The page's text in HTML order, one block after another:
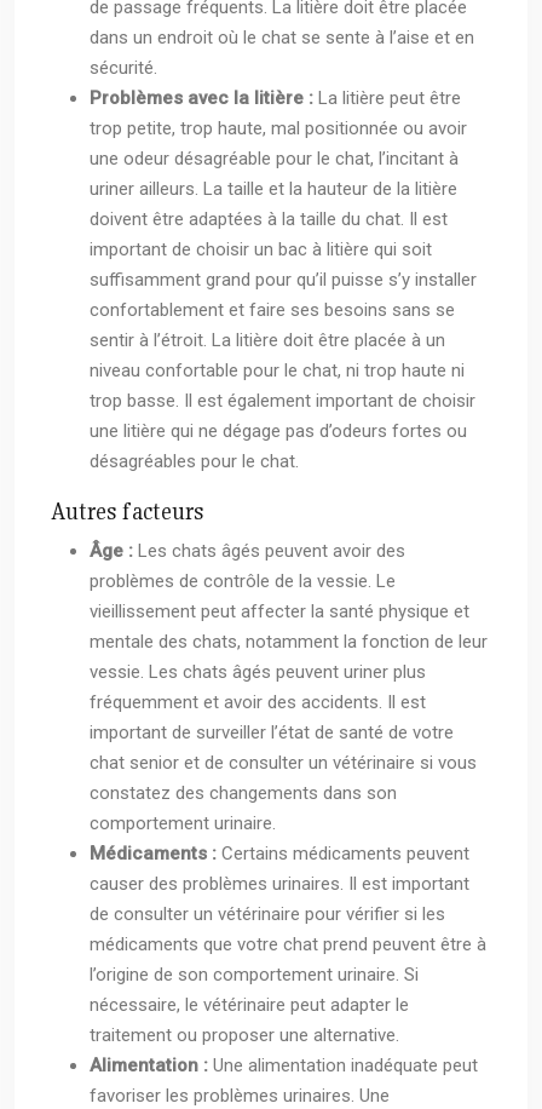
de passage fréquents. La litière doit être placée
dans un endroit où le chat se sente à l’aise et en
sécurité.
Problèmes avec la litière : La litière peut être
trop petite, trop haute, mal positionnée ou avoir
une odeur désagréable pour le chat, l’incitant à
uriner ailleurs. La taille et la hauteur de la litière
doivent être adaptées à la taille du chat. Il est
important de choisir un bac à litière qui soit
suffisamment grand pour qu’il puisse s’y installer
confortablement et faire ses besoins sans se
sentir à l’étroit. La litière doit être placée à un
niveau confortable pour le chat, ni trop haute ni
trop basse. Il est également important de choisir
une litière qui ne dégage pas d’odeurs fortes ou
désagréables pour le chat.
Autres facteurs
Âge : Les chats âgés peuvent avoir des
problèmes de contrôle de la vessie. Le
vieillissement peut affecter la santé physique et
mentale des chats, notamment la fonction de leur
vessie. Les chats âgés peuvent uriner plus
fréquemment et avoir des accidents. Il est
important de surveiller l’état de santé de votre
chat senior et de consulter un vétérinaire si vous
constatez des changements dans son
comportement urinaire.
Médicaments : Certains médicaments peuvent
causer des problèmes urinaires. Il est important
de consulter un vétérinaire pour vérifier si les
médicaments que votre chat prend peuvent être à
l’origine de son comportement urinaire. Si
nécessaire, le vétérinaire peut adapter le
traitement ou proposer une alternative.
Alimentation : Une alimentation inadéquate peut
favoriser les problèmes urinaires. Une